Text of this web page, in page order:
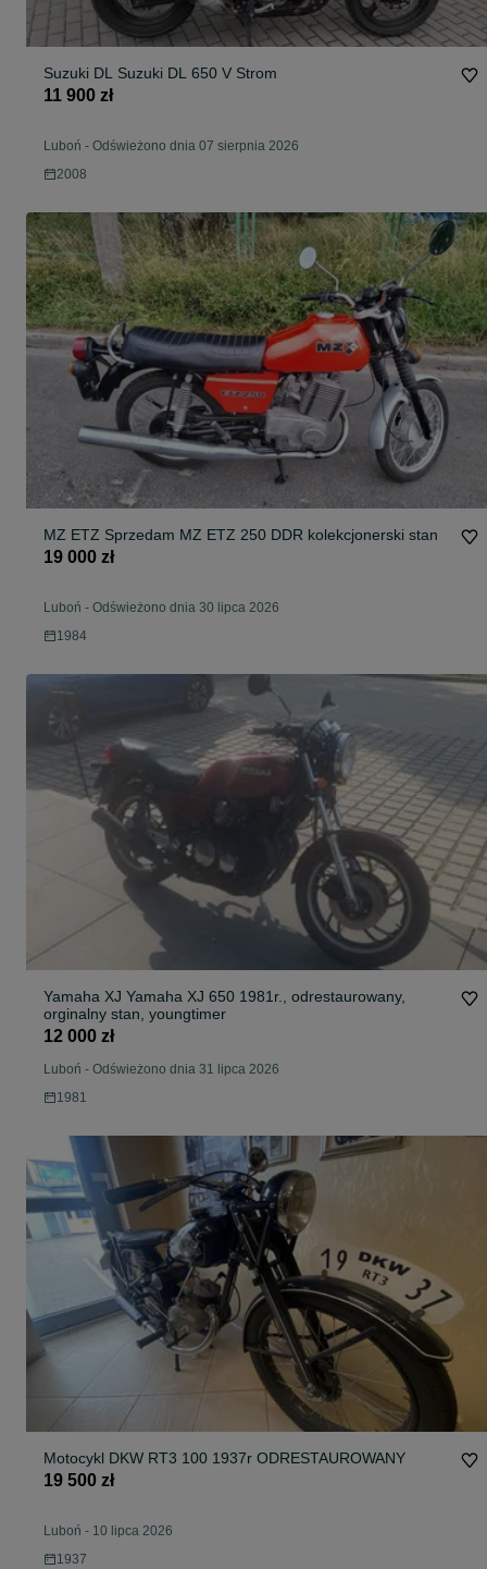
Suzuki DL Suzuki DL 650 V Strom
11 900 zł
Luboń - Odświeżono dnia 07 sierpnia 2026
2008
MZ ETZ Sprzedam MZ ETZ 250 DDR kolekcjonerski stan
19 000 zł
Luboń - Odświeżono dnia 30 lipca 2026
1984
Yamaha XJ Yamaha XJ 650 1981r., odrestaurowany,
orginalny stan, youngtimer
12 000 zł
Luboń - Odświeżono dnia 31 lipca 2026
1981
Motocykl DKW RT3 100 1937r ODRESTAUROWANY
19 500 zł
Luboń - 10 lipca 2026
1937